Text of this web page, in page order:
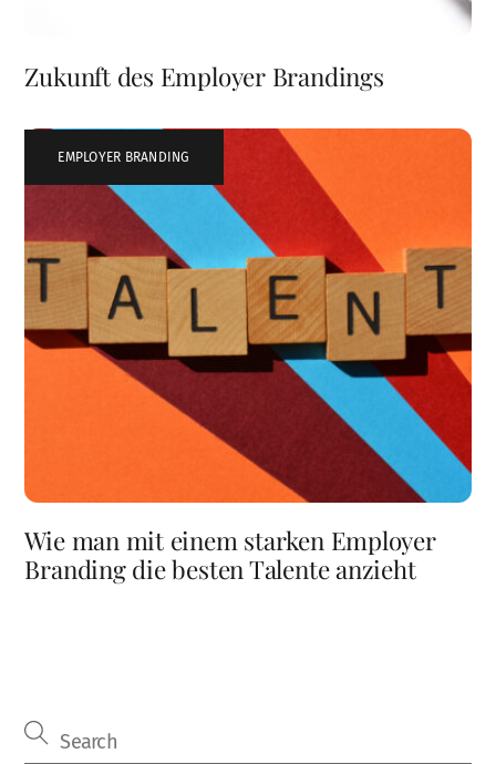
Zukunft des Employer Brandings
EMPLOYER BRANDING
Wie man mit einem starken Employer
Branding die besten Talente anzieht